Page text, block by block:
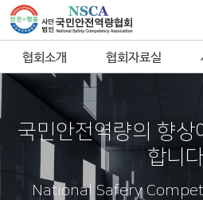
협회소개 협회자료실
국민안전역량의 향상
합니
National Safery